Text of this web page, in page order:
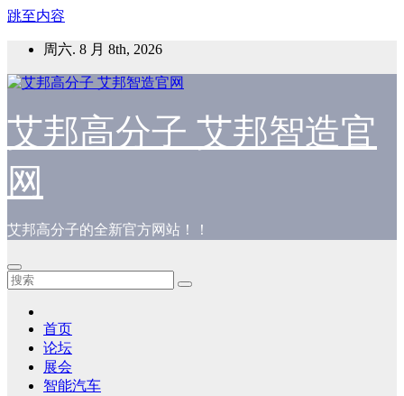
跳至内容
周六. 8 月 8th, 2026
艾邦高分子 艾邦智造官
网
艾邦高分子的全新官方网站！！
首页
论坛
展会
智能汽车